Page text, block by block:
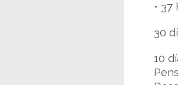
•
30
10